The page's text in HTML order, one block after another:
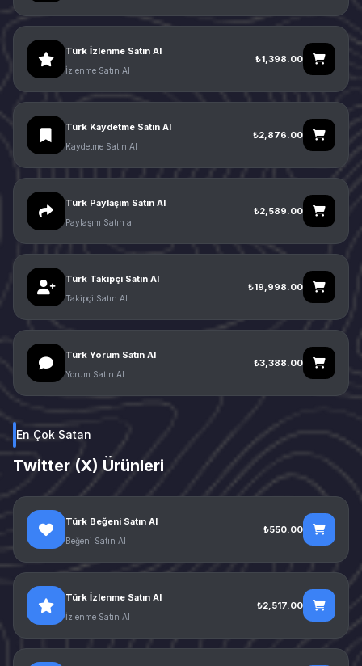
Türk İzlenme Satın Al
İzlenme Satın Al
₺1,398.00
Türk Kaydetme Satın Al
Kaydetme Satın Al
₺2,876.00
Türk Paylaşım Satın Al
Paylaşım Satın al
₺2,589.00
Türk Takipçi Satın Al
Takipçi Satın Al
₺19,998.00
Türk Yorum Satın Al
Yorum Satın Al
₺3,388.00
En Çok Satan
Twitter (X) Ürünleri
Türk Beğeni Satın Al
Beğeni Satın Al
₺550.00
Türk İzlenme Satın Al
İzlenme Satın Al
₺2,517.00